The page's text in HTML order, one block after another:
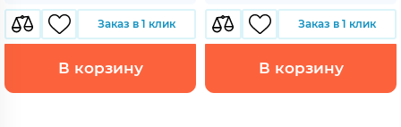
Заказ в 1 клик
В корзину
Заказ в 1 клик
В корзину